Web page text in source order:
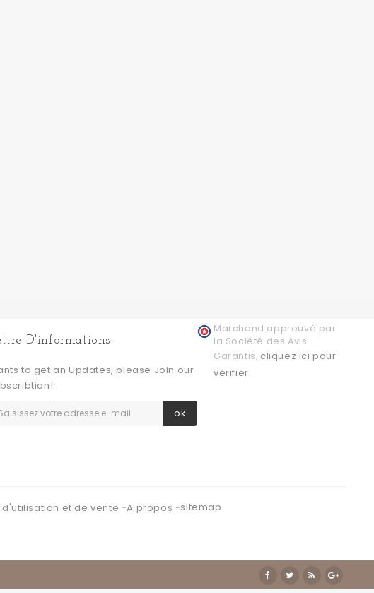
D'informations
to get an Updates, please Join our
ok
et de vente A propos sitemap
Marchand approuvé par
la Société des Avis
Garantis, cliquez ici pour
vérifier.